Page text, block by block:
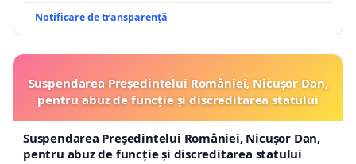
Notificare de transparență
Suspendarea Președintelui României, Nicușor Dan,
pentru abuz de funcție și discreditarea statului
Suspendarea Președintelui României, Nicușor Dan,
pentru abuz de funcție și discreditarea statului